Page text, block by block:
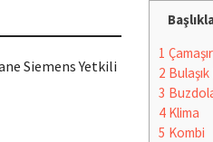
1
2
3
4 Klima
5 Kombi
Siemens Yetkili